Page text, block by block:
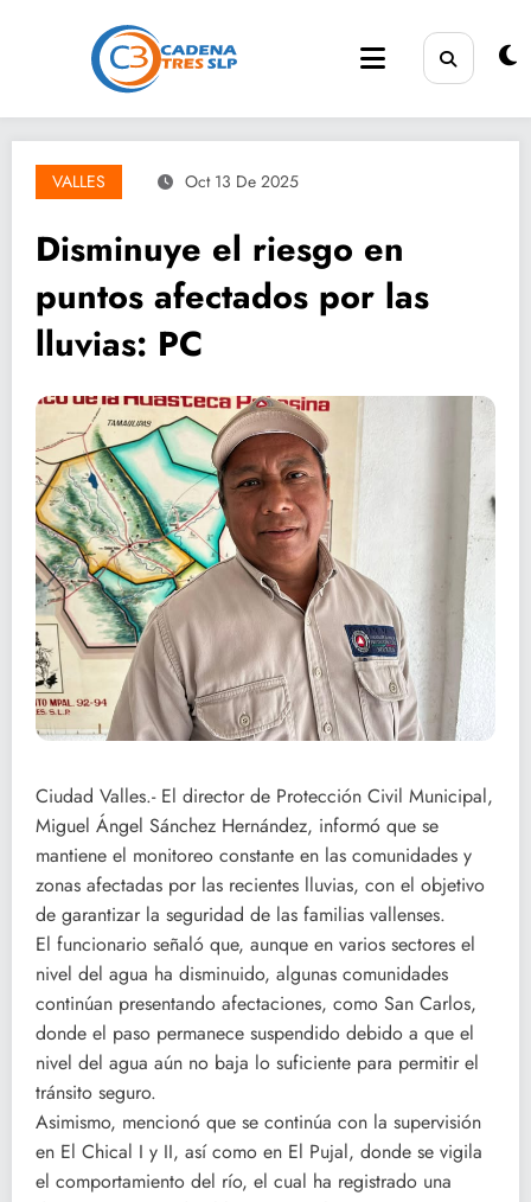
VALLES Oct 13 De 2025
Disminuye el riesgo en
puntos afectados por las
lluvias: PC
Ciudad Valles.- El director de Protección Civil Municipal,
Miguel Ángel Sánchez Hernández, informó que se
mantiene el monitoreo constante en las comunidades y
zonas afectadas por las recientes lluvias, con el objetivo
de garantizar la seguridad de las familias vallenses.
El funcionario señaló que, aunque en varios sectores el
nivel del agua ha disminuido, algunas comunidades
continúan presentando afectaciones, como San Carlos,
donde el paso permanece suspendido debido a que el
nivel del agua aún no baja lo suficiente para permitir el
tránsito seguro.
Asimismo, mencionó que se continúa con la supervisión
en El Chical I y II, así como en El Pujal, donde se vigila
el comportamiento del río, el cual ha registrado una